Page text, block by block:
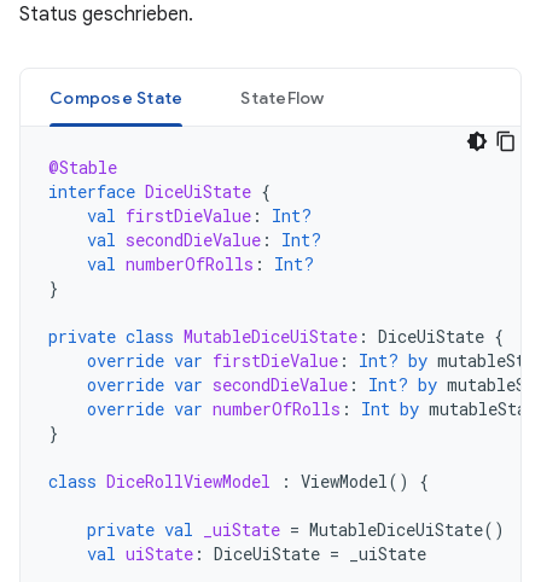
Status geschrieben.
Compose State StateFlow
@Stable
interface DiceUiState {
val firstDieValue :
Int?
val secondDieValue :
Int?
val numberOfRolls :
Int?
}
private class MutableDiceUiState : DiceUiState {
override var firstDieValue : Int? by
override var secondDieValue : Int? by
override var numberOfRolls : Int by
}
class DiceRollViewModel : ViewModel () {
private val _uiState = MutableDiceUiState()
val uiState : DiceUiState = _uiState